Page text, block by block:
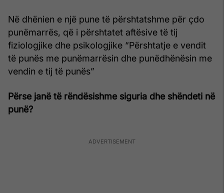
Në dhënien e një pune të përshtatshme për çdo
punëmarrës, që i përshtatet aftësive të tij
fiziologjike dhe psikologjike “Përshtatje e vendit
të punës me punëmarrësin dhe punëdhënësin me
vendin e tij të punës”
Përse janë të rëndësishme siguria dhe shëndeti në
punë?